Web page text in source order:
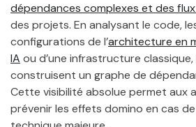
dépendances complexes et des
des projets. En analysant le code,
configurations de l’architecture en
IA ou d’une infrastructure
construisent un graphe de
Cette visibilité absolue permet aux
prévenir les effets domino en cas